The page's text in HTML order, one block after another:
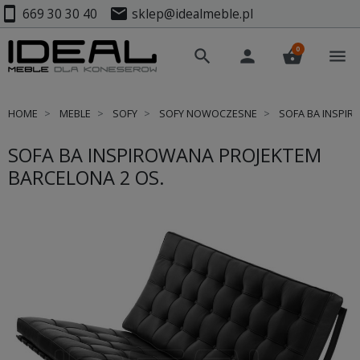
smartphone 669 30 30 40 mail sklep@idealmeble.pl
search person shopping_basket
0 menu
HOME MEBLE SOFY SOFY NOWOCZESNE SOFA BA
SOFA BA INSPIROWANA PROJEKTEM
BARCELONA 2 OS.